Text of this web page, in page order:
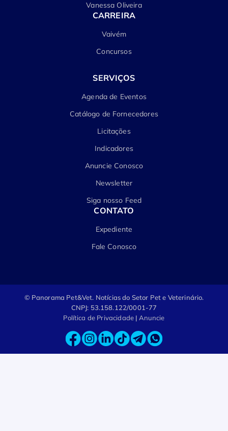
Vanessa Oliveira
CARREIRA
Vaivém
Concursos
SERVIÇOS
Agenda de Eventos
Catálogo de Fornecedores
Licitações
Indicadores
Anuncie Conosco
Newsletter
Siga nosso Feed
CONTATO
Expediente
Fale Conosco
© Panorama Pet&Vet. Notícias do Setor Pet e Veterinário.
CNPJ: 53.158.122/0001-77
Política de Privacidade | Anuncie